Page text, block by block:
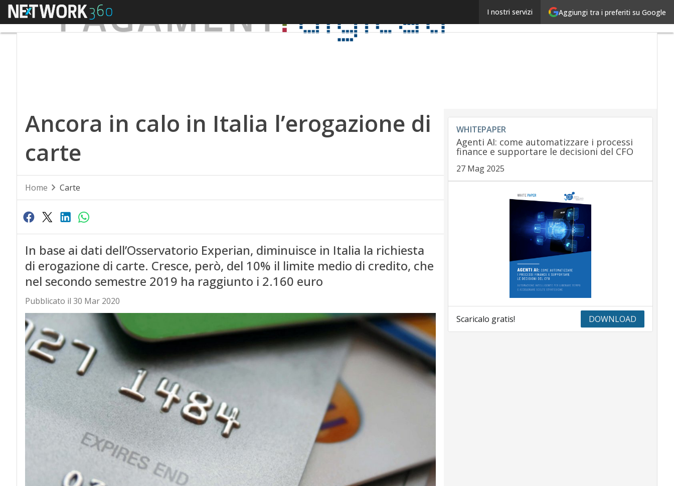
Aggiungi tra i preferiti su Google
I nostri servizi
Menu Ancora in calo in Italia l’erogazione di carte Ultimi
articoli
Payment
Mobile
Ancora in calo in Italia l’erogazione di
carte
Home Carte
In base ai dati dell’Osservatorio Experian, diminuisce in Italia la richiesta
di erogazione di carte. Cresce, però, del 10% il limite medio di credito, che
nel secondo semestre 2019 ha raggiunto i 2.160 euro
Pubblicato il 30 Mar 2020
WHITEPAPER
Agenti AI: come automatizzare i processi
finance e supportare le decisioni del CFO
27 Mag 2025
Scaricalo gratis! DOWNLOAD